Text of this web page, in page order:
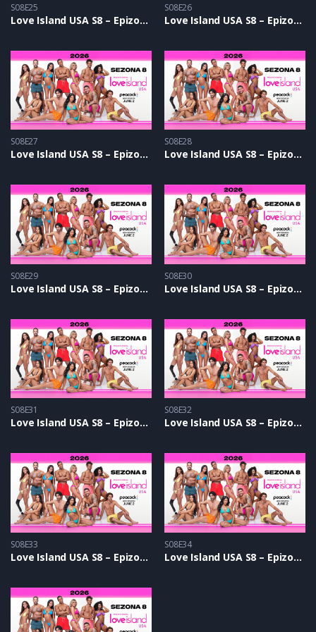
S08E25
Love Island USA S8 – Epizoda 25
S08E26
Love Island USA S8 – Epizoda 26
S08E27
Love Island USA S8 – Epizoda 27
S08E28
Love Island USA S8 – Epizoda 28
S08E29
Love Island USA S8 – Epizoda 29
S08E30
Love Island USA S8 – Epizoda 30
S08E31
Love Island USA S8 – Epizoda 31
S08E32
Love Island USA S8 – Epizoda 32
S08E33
Love Island USA S8 – Epizoda 33
S08E34
Love Island USA S8 – Epizoda 34